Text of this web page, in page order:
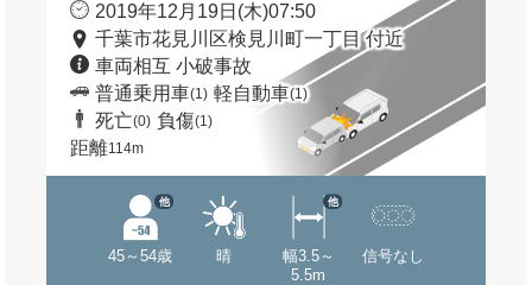
2019年12月19日(木)07:50
千葉市花見川区検見川町一丁目 付近
車両相互 小破事故
普通乗用車(1) 軽自動車(1)
死亡(0) 負傷(1)
距離114m
45～54歳
他
晴
幅3.5～
5.5m
他
信号なし